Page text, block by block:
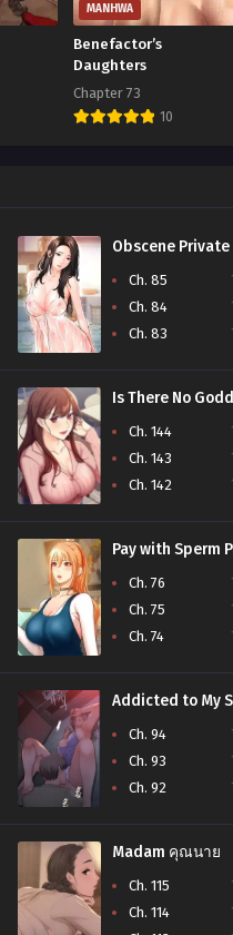
MANHWA
Benefactor’s
Daughters
Chapter 73
10
Obscene Private
Ch. 85
Ch. 84
Ch. 83
Ch. 144
Ch. 143
Ch. 142
Pay with Sperm
Ch. 76
Ch. 75
Ch. 74
Ch. 94
Ch. 93
Ch. 92
Madam คุณนาย
Ch. 115
Ch. 114